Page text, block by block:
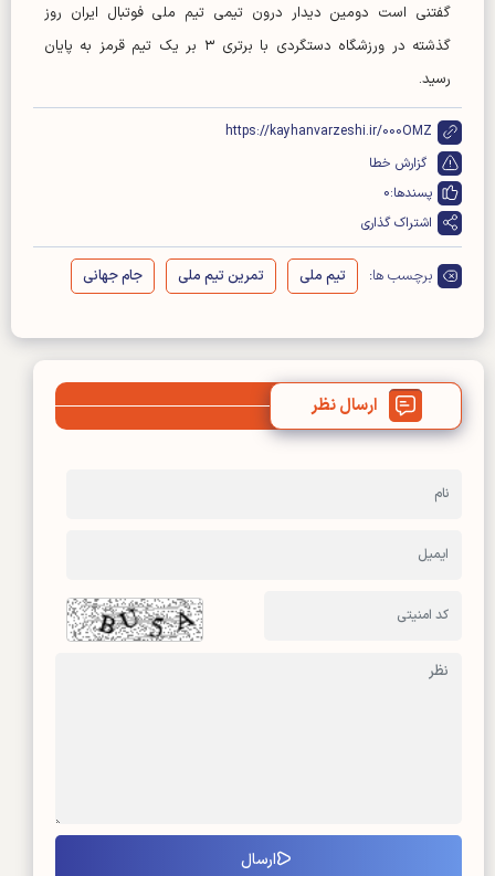
گفتنی است دومین دیدار درون تیمی تیم ملی فوتبال ایران روز
گذشته در ورزشگاه دستگردی با برتری ۳ بر یک تیم قرمز به پایان
رسید.
https://kayhanvarzeshi.ir/000OMZ
گزارش خطا
پسندها:0
اشتراک گذاری
برچسب ها: تیم ملی تمرین تیم ملی جام جهانی
ارسال نظر